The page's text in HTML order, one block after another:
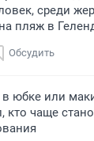
среди
пляж в
Обсудить
юбке или
кто чаще